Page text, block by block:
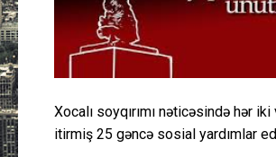
Xocalı soyqırımı nəticəsində hər
itirmiş 25 gəncə sosial yardımlar